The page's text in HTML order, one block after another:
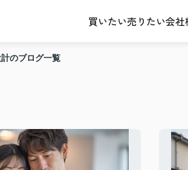
買いたい売りたい会社
計のブログ一覧